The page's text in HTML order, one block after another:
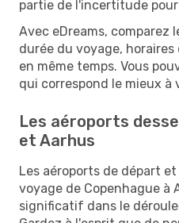
partie de l'incertitude
Avec eDreams, comparez
durée du voyage,
en même temps. Vous
qui correspond le mieux à
Les aéroports
et Aarhus
Les aéroports de départ
voyage de Copenhague à
significatif dans le